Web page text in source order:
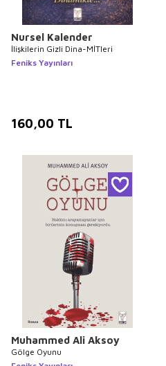
Nursel Kalender
İlişkilerin Gizli Dina-MİTleri
Feniks Yayınları
160,00 TL
Muhammed Ali Aksoy
Gölge Oyunu